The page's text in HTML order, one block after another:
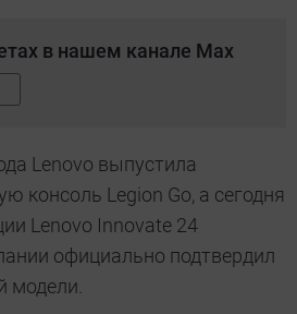
в нашем канале Max
Lenovo выпустила
консоль Legion Go, а сегодня
Lenovo Innovate 24
официально подтвердил
модели.